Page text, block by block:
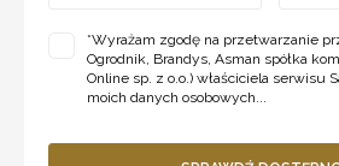
*Wyrażam zgodę na przetwarzanie
Ogrodnik, Brandys, Asman spółka
Online sp. z o.o.) właściciela serwisu
moich danych osobowych...